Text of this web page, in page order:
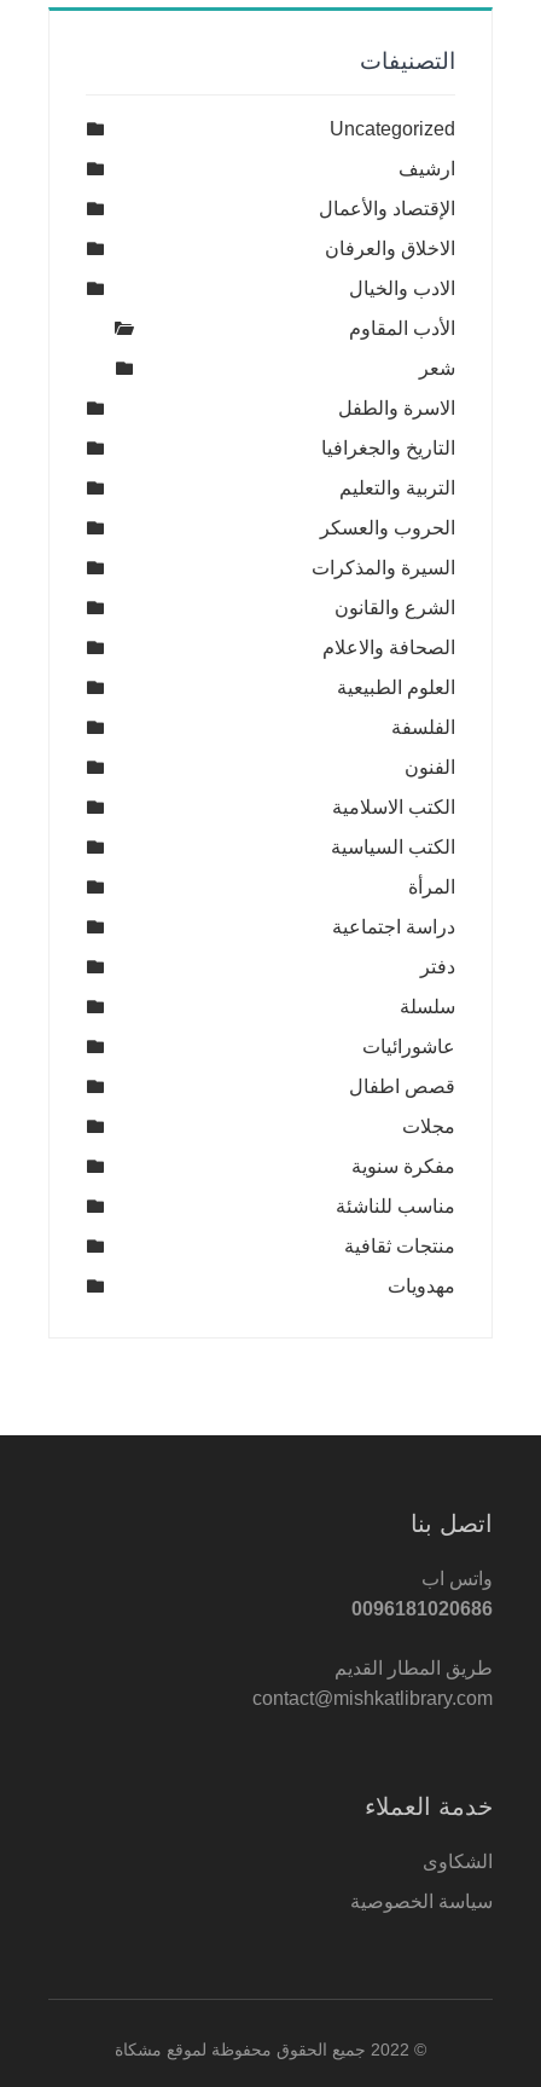
التصنيفات
Uncategorized
ارشيف
الإقتصاد والأعمال
الاخلاق والعرفان
الادب والخيال
الأدب المقاوم
شعر
الاسرة والطفل
التاريخ والجغرافيا
التربية والتعليم
الحروب والعسكر
السيرة والمذكرات
الشرع والقانون
الصحافة والاعلام
العلوم الطبيعية
الفلسفة
الفنون
الكتب الاسلامية
الكتب السياسية
المرأة
دراسة اجتماعية
دفتر
سلسلة
عاشورائيات
قصص اطفال
مجلات
مفكرة سنوية
مناسب للناشئة
منتجات ثقافية
مهدويات
اتصل بنا
واتس اب
0096181020686
طريق المطار القديم
contact@mishkatlibrary.com
خدمة العملاء
الشكاوى
سياسة الخصوصية
© 2022 جميع الحقوق محفوظة لموقع مشكاة